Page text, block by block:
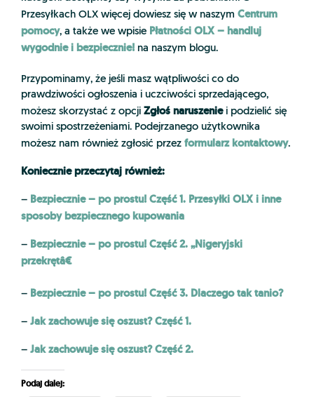
Przesyłkach OLX więcej dowiesz się w naszym Centrum
pomocy, a także we wpisie Płatności OLX – handluj
wygodnie i bezpiecznie! na naszym blogu.
Przypominamy, że jeśli masz wątpliwości co do
prawdziwości ogłoszenia i uczciwości sprzedającego,
możesz skorzystać z opcji Zgłoś naruszeniei podzielić się
swoimi spostrzeżeniami. Podejrzanego użytkownika
możesz nam również zgłosić przez formularz kontaktowy.
Koniecznie przeczytaj również:
– Bezpiecznie – po prostu! Część 1. Przesyłki OLX i inne
sposoby bezpiecznego kupowania
– Bezpiecznie – po prostu! Część 2. „Nigeryjski
przekrętâ€
– Bezpiecznie – po prostu! Część 3. Dlaczego tak tanio?
– Jak zachowuje się oszust? Część 1.
– Jak zachowuje się oszust? Część 2.
Podaj dalej: